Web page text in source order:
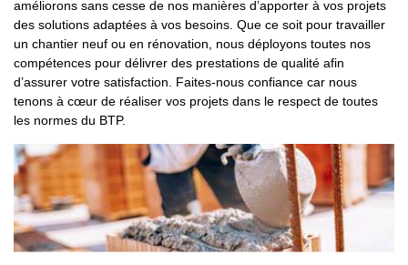
améliorons sans cesse de nos manières d’apporter à vos projets
des solutions adaptées à vos besoins. Que ce soit pour travailler
un chantier neuf ou en rénovation, nous déployons toutes nos
compétences pour délivrer des prestations de qualité afin
d’assurer votre satisfaction. Faites-nous confiance car nous
tenons à cœur de réaliser vos projets dans le respect de toutes
les normes du BTP.